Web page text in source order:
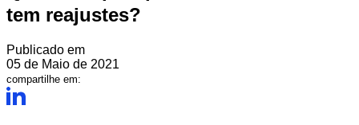
tem reajustes?
Publicado em
05 de Maio de 2021
compartilhe em: